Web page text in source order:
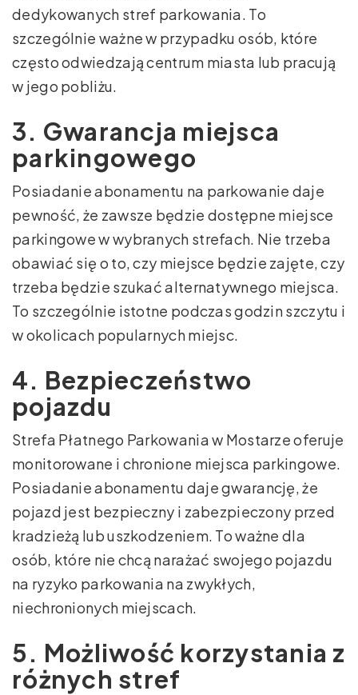
dedykowanych stref parkowania. To
szczególnie ważne w przypadku osób, które
często odwiedzają centrum miasta lub pracują
w jego pobliżu.
3. Gwarancja miejsca
parkingowego
Posiadanie abonamentu na parkowanie daje
pewność, że zawsze będzie dostępne miejsce
parkingowe w wybranych strefach. Nie trzeba
obawiać się o to, czy miejsce będzie zajęte, czy
trzeba będzie szukać alternatywnego miejsca.
To szczególnie istotne podczas godzin szczytu i
w okolicach popularnych miejsc.
4. Bezpieczeństwo
pojazdu
Strefa Płatnego Parkowania w Mostarze oferuje
monitorowane i chronione miejsca parkingowe.
Posiadanie abonamentu daje gwarancję, że
pojazd jest bezpieczny i zabezpieczony przed
kradzieżą lub uszkodzeniem. To ważne dla
osób, które nie chcą narażać swojego pojazdu
na ryzyko parkowania na zwykłych,
niechronionych miejscach.
5. Możliwość korzystania z
różnych stref